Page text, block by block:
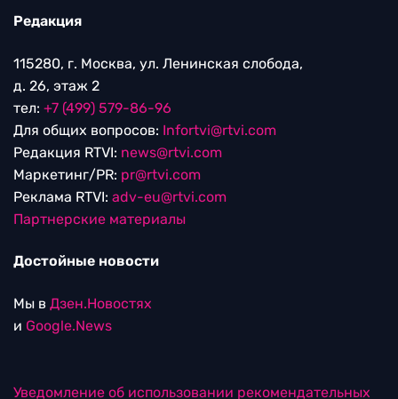
Редакция
115280, г. Москва, ул. Ленинская слобода,
д. 26, этаж 2
тел: +7 (499) 579-86-96
Для общих вопросов: Infortvi@rtvi.com
Редакция RTVI: news@rtvi.com
Маркетинг/PR: pr@rtvi.com
Реклама RTVI: adv-eu@rtvi.com
Партнерские материалы
Достойные новости
Мы в Дзен.Новостях
и Google.News
Уведомление об использовании рекомендательных